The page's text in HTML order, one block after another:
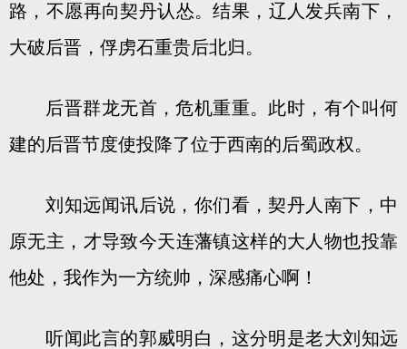
路，不愿再向契丹认怂。结果，辽人发兵南下，
大破后晋，俘虏石重贵后北归。
后晋群龙无首，危机重重。此时，有个叫何
建的后晋节度使投降了位于西南的后蜀政权。
刘知远闻讯后说，你们看，契丹人南下，中
原无主，才导致今天连藩镇这样的大人物也投靠
他处，我作为一方统帅，深感痛心啊！
听闻此言的郭威明白，这分明是老大刘知远